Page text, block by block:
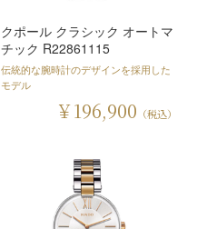
クポール クラシック オートマ
チック R22861115
伝統的な腕時計のデザインを採用した
モデル
￥196,900 （税込）